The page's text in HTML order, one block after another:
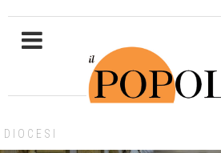
DIOCESI